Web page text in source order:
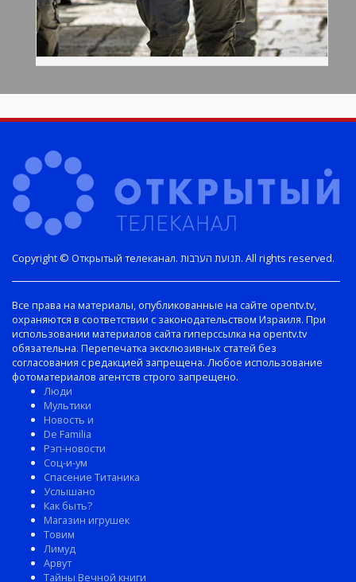
Copyright © Открытый телеканал. תנועת הערבות. All rights reserved.
Все права на материалы, опубликованные на сайте opentv.tv,
охраняются в соответствии с законодательством Израиля. При
использовании материалов сайта гиперссылка на opentv.tv
обязательна. Перепечатка эксклюзивных статей без
согласования с редакцией запрещена. Любое использование
фотоматериалов агентств строго запрещено.
Люди
Мультики
Новость и
De Familia
Рэп-новости
Соц-и-ум
Спасение Титаника
Услышано
Как быть?
Магазин игрушек
Товим
Лимуд
Арвут
Тайны Вечной книги